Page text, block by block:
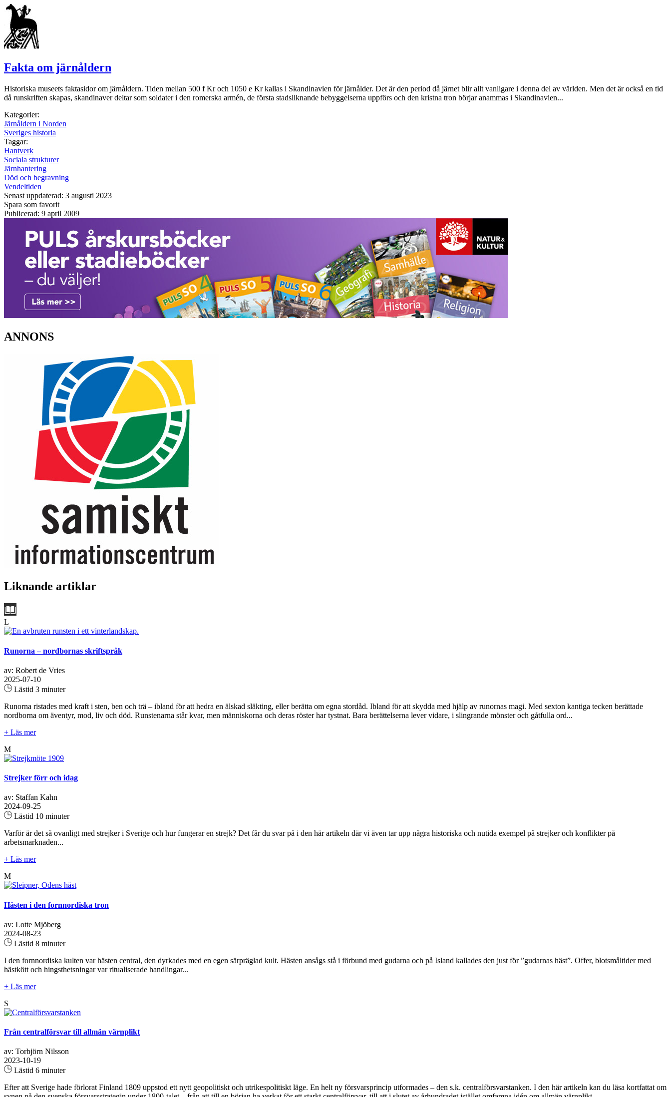
Fakta om järnåldern
Historiska museets faktasidor om järnåldern. Tiden mellan 500 f Kr och 1050 e Kr kallas i Skandinavien för järnålder. Det är den period då järnet blir allt vanligare i denna del av världen. Men det är också en tid
då runskriften skapas, skandinaver deltar som soldater i den romerska armén, de första stadsliknande bebyggelserna uppförs och den kristna tron börjar anammas i Skandinavien...
Kategorier:
Järnåldern i Norden
Sveriges historia
Taggar:
Hantverk
Sociala strukturer
Järnhantering
Död och begravning
Vendeltiden
Senast uppdaterad: 3 augusti 2023
Spara som favorit
Publicerad: 9 april 2009
ANNONS
Liknande artiklar
L
Runorna – nordbornas skriftspråk
av: Robert de Vries
2025-07-10
Lästid 3 minuter
Runorna ristades med kraft i sten, ben och trä – ibland för att hedra en älskad släkting, eller berätta om egna stordåd. Ibland för att skydda med hjälp av runornas magi. Med sexton kantiga tecken berättade
nordborna om äventyr, mod, liv och död. Runstenarna står kvar, men människorna och deras röster har tystnat. Bara berättelserna lever vidare, i slingrande mönster och gåtfulla ord...
+ Läs mer
M
Strejker förr och idag
av: Staffan Kahn
2024-09-25
Lästid 10 minuter
Varför är det så ovanligt med strejker i Sverige och hur fungerar en strejk? Det får du svar på i den här artikeln där vi även tar upp några historiska och nutida exempel på strejker och konflikter på
arbetsmarknaden...
+ Läs mer
M
Hästen i den fornnordiska tron
av: Lotte Mjöberg
2024-08-23
Lästid 8 minuter
I den fornnordiska kulten var hästen central, den dyrkades med en egen särpräglad kult. Hästen ansågs stå i förbund med gudarna och på Island kallades den just för ”gudarnas häst”. Offer, blotsmåltider med
hästkött och hingsthetsningar var ritualiserade handlingar...
+ Läs mer
S
Från centralförsvar till allmän värnplikt
av: Torbjörn Nilsson
2023-10-19
Lästid 6 minuter
Efter att Sverige hade förlorat Finland 1809 uppstod ett nytt geopolitiskt och utrikespolitiskt läge. En helt ny försvarsprincip utformades – den s.k. centralförsvarstanken. I den här artikeln kan du läsa kortfattat om